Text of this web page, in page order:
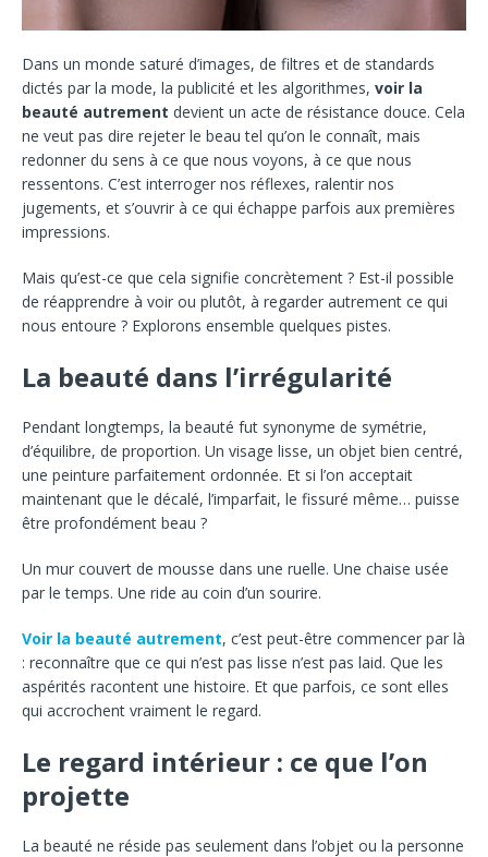
Dans un monde saturé d’images, de filtres et de standards
dictés par la mode, la publicité et les algorithmes, voir la
beauté autrement devient un acte de résistance douce. Cela
ne veut pas dire rejeter le beau tel qu’on le connaît, mais
redonner du sens à ce que nous voyons, à ce que nous
ressentons. C’est interroger nos réflexes, ralentir nos
jugements, et s’ouvrir à ce qui échappe parfois aux premières
impressions.
Mais qu’est-ce que cela signifie concrètement ? Est-il possible
de réapprendre à voir ou plutôt, à regarder autrement ce qui
nous entoure ? Explorons ensemble quelques pistes.
La beauté dans l’irrégularité
Pendant longtemps, la beauté fut synonyme de symétrie,
d’équilibre, de proportion. Un visage lisse, un objet bien centré,
une peinture parfaitement ordonnée. Et si l’on acceptait
maintenant que le décalé, l’imparfait, le fissuré même… puisse
être profondément beau ?
Un mur couvert de mousse dans une ruelle. Une chaise usée
par le temps. Une ride au coin d’un sourire.
Voir la beauté autrement, c’est peut-être commencer par là
: reconnaître que ce qui n’est pas lisse n’est pas laid. Que les
aspérités racontent une histoire. Et que parfois, ce sont elles
qui accrochent vraiment le regard.
Le regard intérieur : ce que l’on
projette
La beauté ne réside pas seulement dans l’objet ou la personne